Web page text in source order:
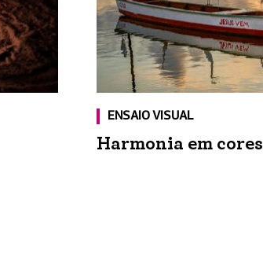
ENSAIO VISUAL
Harmonia em cores